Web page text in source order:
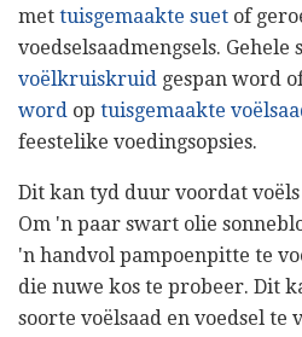
met tuisgemaakte suet of
voedselsaadmengsels. Gehele
voëlkruiskruid gespan word
word op tuisgemaakte
feestelike voedingsopsies.
Dit kan tyd duur voordat
Om 'n paar swart olie
'n handvol pampoenpitte te
die nuwe kos te probeer. Dit
soorte voëlsaad en voedsel te